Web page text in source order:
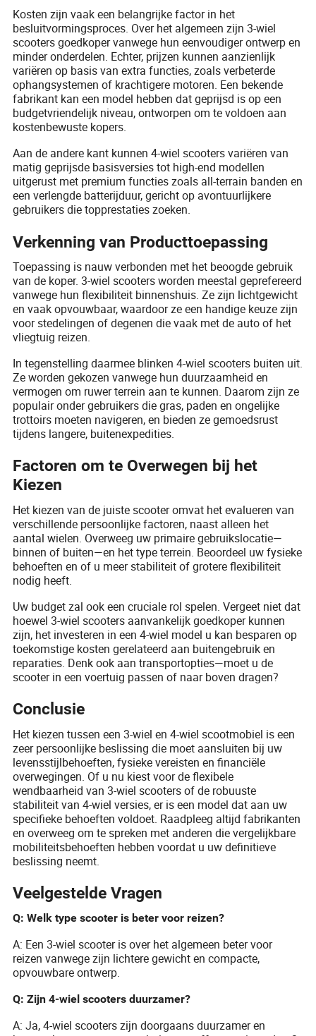
Kosten zijn vaak een belangrijke factor in het
besluitvormingsproces. Over het algemeen zijn 3-wiel
scooters goedkoper vanwege hun eenvoudiger ontwerp en
minder onderdelen. Echter, prijzen kunnen aanzienlijk
variëren op basis van extra functies, zoals verbeterde
ophangsystemen of krachtigere motoren. Een bekende
fabrikant kan een model hebben dat geprijsd is op een
budgetvriendelijk niveau, ontworpen om te voldoen aan
kostenbewuste kopers.
Aan de andere kant kunnen 4-wiel scooters variëren van
matig geprijsde basisversies tot high-end modellen
uitgerust met premium functies zoals all-terrain banden en
een verlengde batterijduur, gericht op avontuurlijkere
gebruikers die topprestaties zoeken.
Verkenning van Producttoepassing
Toepassing is nauw verbonden met het beoogde gebruik
van de koper. 3-wiel scooters worden meestal geprefereerd
vanwege hun flexibiliteit binnenshuis. Ze zijn lichtgewicht
en vaak opvouwbaar, waardoor ze een handige keuze zijn
voor stedelingen of degenen die vaak met de auto of het
vliegtuig reizen.
In tegenstelling daarmee blinken 4-wiel scooters buiten uit.
Ze worden gekozen vanwege hun duurzaamheid en
vermogen om ruwer terrein aan te kunnen. Daarom zijn ze
populair onder gebruikers die gras, paden en ongelijke
trottoirs moeten navigeren, en bieden ze gemoedsrust
tijdens langere, buitenexpedities.
Factoren om te Overwegen bij het
Kiezen
Het kiezen van de juiste scooter omvat het evalueren van
verschillende persoonlijke factoren, naast alleen het
aantal wielen. Overweeg uw primaire gebruikslocatie—
binnen of buiten—en het type terrein. Beoordeel uw fysieke
behoeften en of u meer stabiliteit of grotere flexibiliteit
nodig heeft.
Uw budget zal ook een cruciale rol spelen. Vergeet niet dat
hoewel 3-wiel scooters aanvankelijk goedkoper kunnen
zijn, het investeren in een 4-wiel model u kan besparen op
toekomstige kosten gerelateerd aan buitengebruik en
reparaties. Denk ook aan transportopties—moet u de
scooter in een voertuig passen of naar boven dragen?
Conclusie
Het kiezen tussen een 3-wiel en 4-wiel scootmobiel is een
zeer persoonlijke beslissing die moet aansluiten bij uw
levensstijlbehoeften, fysieke vereisten en financiële
overwegingen. Of u nu kiest voor de flexibele
wendbaarheid van 3-wiel scooters of de robuuste
stabiliteit van 4-wiel versies, er is een model dat aan uw
specifieke behoeften voldoet. Raadpleeg altijd fabrikanten
en overweeg om te spreken met anderen die vergelijkbare
mobiliteitsbehoeften hebben voordat u uw definitieve
beslissing neemt.
Veelgestelde Vragen
Q: Welk type scooter is beter voor reizen?
A: Een 3-wiel scooter is over het algemeen beter voor
reizen vanwege zijn lichtere gewicht en compacte,
opvouwbare ontwerp.
Q: Zijn 4-wiel scooters duurzamer?
A: Ja, 4-wiel scooters zijn doorgaans duurzamer en